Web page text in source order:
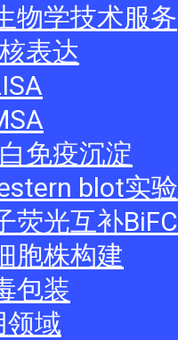
物学技术服务
表达
免疫沉淀
blot实验
荧光互补BiFC
胞株构建
包装
领域